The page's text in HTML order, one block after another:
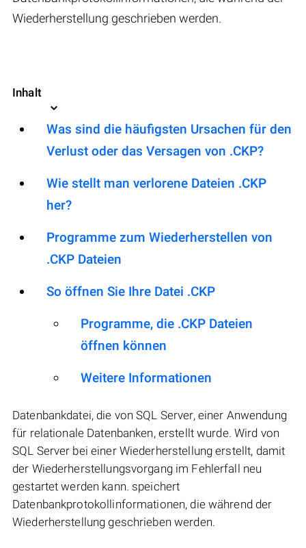
Wiederherstellung geschrieben werden.
Inhalt
Was sind die häufigsten Ursachen für den
Verlust oder das Versagen von .CKP?
Wie stellt man verlorene Dateien .CKP
her?
Programme zum Wiederherstellen von
.CKP Dateien
So öffnen Sie Ihre Datei .CKP
Programme, die .CKP Dateien
öffnen können
Weitere Informationen
Datenbankdatei, die von SQL Server, einer Anwendung
für relationale Datenbanken, erstellt wurde. Wird von
SQL Server bei einer Wiederherstellung erstellt, damit
der Wiederherstellungsvorgang im Fehlerfall neu
gestartet werden kann. speichert
Datenbankprotokollinformationen, die während der
Wiederherstellung geschrieben werden.